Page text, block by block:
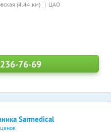
(4.44 км) ЦАО
76-69
Sarmedical